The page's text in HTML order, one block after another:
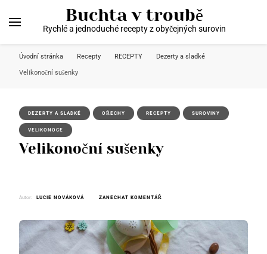
Buchta v troubě
Rychlé a jednoduché recepty z obyčejných surovin
Úvodní stránka Recepty RECEPTY Dezerty a sladké
Velikonoční sušenky
DEZERTY A SLADKÉ OŘECHY RECEPTY SUROVINY
VELIKONOCE
Velikonoční sušenky
Autor: LUCIE NOVÁKOVÁ ZANECHAT KOMENTÁŘ